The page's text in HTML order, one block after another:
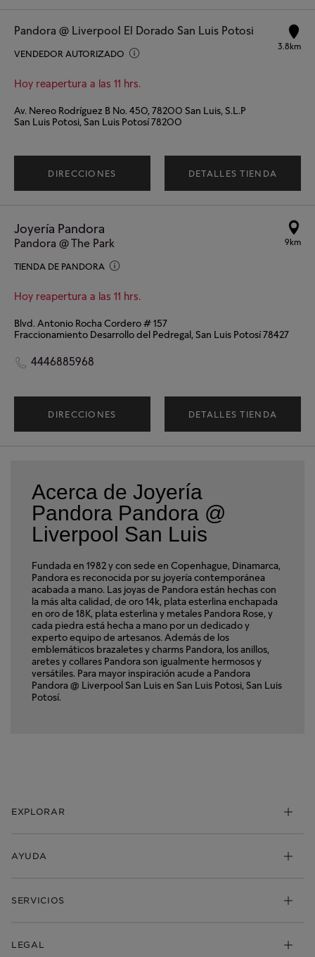
Pandora @ Liverpool El Dorado San Luis Potosi
VENDEDOR AUTORIZADO
Hoy reapertura a las 11 hrs.
3.8km
Av. Nereo Rodríguez B No. 450, 78200 San Luis, S.L.P
San Luis Potosi, San Luis Potosí 78200
DIRECCIONES DETALLES TIENDA
Joyería Pandora
Pandora @ The Park
TIENDA DE PANDORA
Hoy reapertura a las 11 hrs.
9km
Blvd. Antonio Rocha Cordero # 157
Fraccionamiento Desarrollo del Pedregal, San Luis Potosí 78427
4446885968
DIRECCIONES DETALLES TIENDA
Acerca de Joyería
Pandora Pandora @
Liverpool San Luis
Fundada en 1982 y con sede en Copenhague, Dinamarca,
Pandora es reconocida por su joyería contemporánea
acabada a mano. Las joyas de Pandora están hechas con
la más alta calidad, de oro 14k, plata esterlina enchapada
en oro de 18K, plata esterlina y metales Pandora Rose, y
cada piedra está hecha a mano por un dedicado y
experto equipo de artesanos. Además de los
emblemáticos brazaletes y charms Pandora, los anillos,
aretes y collares Pandora son igualmente hermosos y
versátiles. Para mayor inspiración acude a Pandora
Pandora @ Liverpool San Luis en San Luis Potosi, San Luis
Potosí.
EXPLORAR
Aretes
Colecciones
AYUDA
Preguntas Frecuentes
SERVICIOS
LEGAL